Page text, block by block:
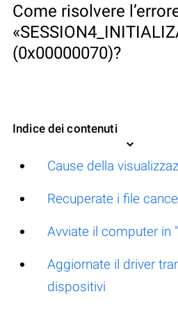
Come risolvere
(0x00000070)?
Indice dei contenuti
Cause della
Recuperate i file
Avviate il computer in
Aggiornate il driver
dispositivi